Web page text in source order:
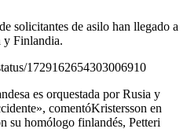
solicitantes de asilo han llegado a
y Finlandia.
1729162654303006910
es orquestada por Rusia y
comentóKristersson en
su homólogo finlandés, Petteri